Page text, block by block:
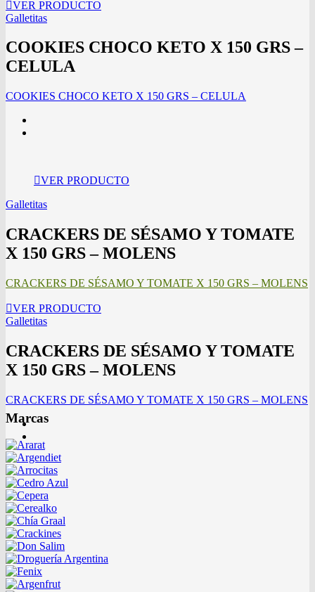
VER PRODUCTO
Galletitas
COOKIES CHOCO KETO X 150 GRS –
CELULA
COOKIES CHOCO KETO X 150 GRS – CELULA
VER PRODUCTO
Galletitas
CRACKERS DE SÉSAMO Y TOMATE
X 150 GRS – MOLENS
CRACKERS DE SÉSAMO Y TOMATE X 150 GRS – MOLENS
VER PRODUCTO
Galletitas
CRACKERS DE SÉSAMO Y TOMATE
X 150 GRS – MOLENS
CRACKERS DE SÉSAMO Y TOMATE X 150 GRS – MOLENS
Marcas